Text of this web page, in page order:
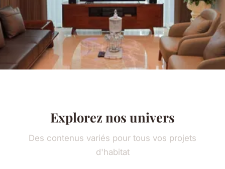
Explorez nos univers
Des contenus variés pour tous vos projets
d'habitat